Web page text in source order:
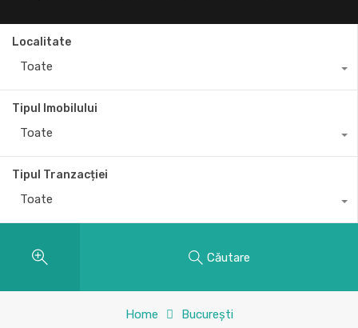
Localitate
Toate
Tipul Imobilului
Toate
Tipul Tranzacției
Toate
Căutare
Home București